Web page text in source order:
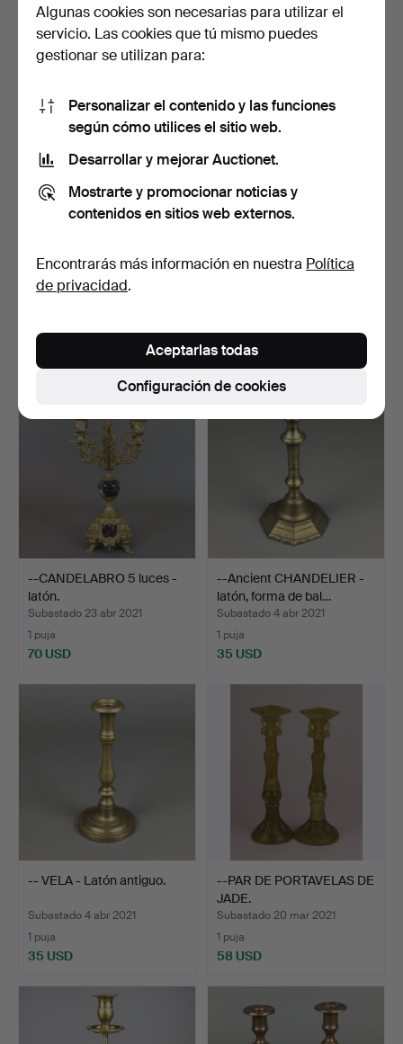
Subastado 22 ago 2021
1 puja
104 USD
Subastado 31 jul 2021
1 puja
- VELON 2 COLLARES -
siglo XVIII/XIX, lató…
1 puja
- Par de PORTAVELAS
1 puja
81 USD
--CANDELABRO 5 luces -
latón.
Subastado 23 abr 2021
1 puja
70 USD
--Ancient CHANDELIER -
latón, forma de bal…
Subastado 4 abr 2021
1 puja
35 USD
-- VELA - Latón antiguo.
Subastado 4 abr 2021
1 puja
35 USD
--PAR DE PORTAVELAS DE
JADE.
Subastado 20 mar 2021
1 puja
58 USD
Algunas cookies son necesarias para utilizar el
servicio. Las cookies que tú mismo puedes
gestionar se utilizan para:
Personalizar el contenido y las funciones
según cómo utilices el sitio web.
Desarrollar y mejorar Auctionet.
Mostrarte y promocionar noticias y
contenidos en sitios web externos.
Encontrarás más información en nuestra Política
de privacidad.
Configuración de cookies
Aceptarlas todas